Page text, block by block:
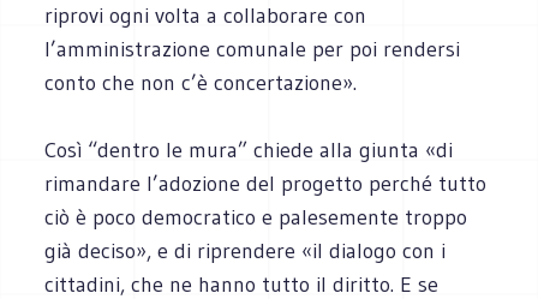
riprovi ogni volta a collaborare con
l’amministrazione comunale per poi rendersi
conto che non c’è concertazione».
Così “dentro le mura” chiede alla giunta «di
rimandare l’adozione del progetto perché tutto
ciò è poco democratico e palesemente troppo
già deciso», e di riprendere «il dialogo con i
cittadini, che ne hanno tutto il diritto. E se